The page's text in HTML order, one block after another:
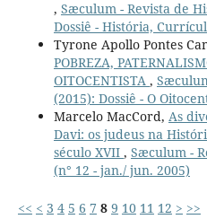
, Sæculum - Revista de
Dossiê - História,
Tyrone Apollo Pontes
POBREZA,
OITOCENTISTA ,
(2015): Dossiê - O
Marcelo MacCord, As
Davi: os judeus na
século XVII , Sæculum -
(n° 12 - jan./ jun. 2005)
<< < 3 4 5 6 7 8 9 10 11 12 > >>